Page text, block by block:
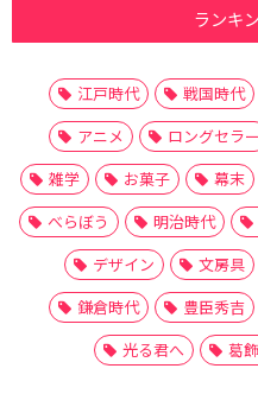
ランキ
江戸時代 戦国時代
アニメ
ロングセラー
雑学
お菓子 幕末
べらぼう
明治時代
デザイン
文房具
鎌倉時代
豊臣秀吉
光る君へ
葛